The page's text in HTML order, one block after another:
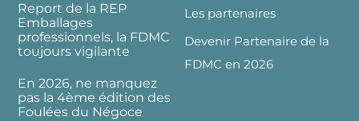
Report de la REP
Emballages
professionnels, la FDMC
toujours vigilante
En 2026, ne manquez
pas la 4ème édition des
Foulées du Négoce
Les partenaires
Devenir Partenaire de la
FDMC en 2026